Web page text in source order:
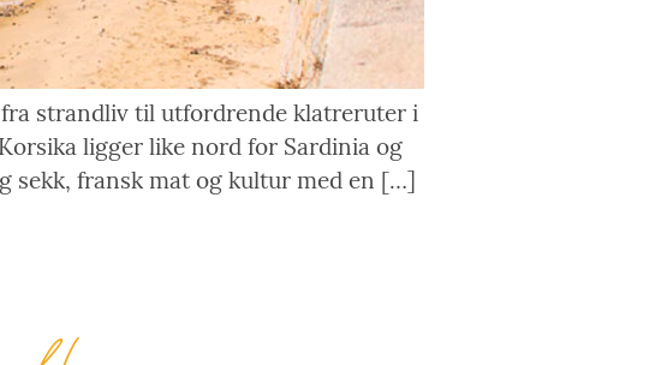
fra strandliv til utfordrende klatreruter i
ligger like nord for Sardinia og
sekk, fransk mat og kultur med en […]